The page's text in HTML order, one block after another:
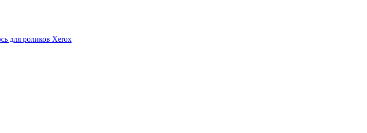
для роликов Xerox